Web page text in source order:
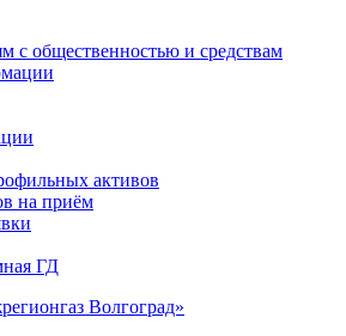
с общественностью и средствам
активов
на приём
ГД